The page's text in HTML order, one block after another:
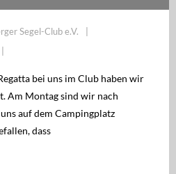
Segel-Club e.V.
bei uns im Club haben wir
Am Montag sind wir nach
auf dem Campingplatz
dass